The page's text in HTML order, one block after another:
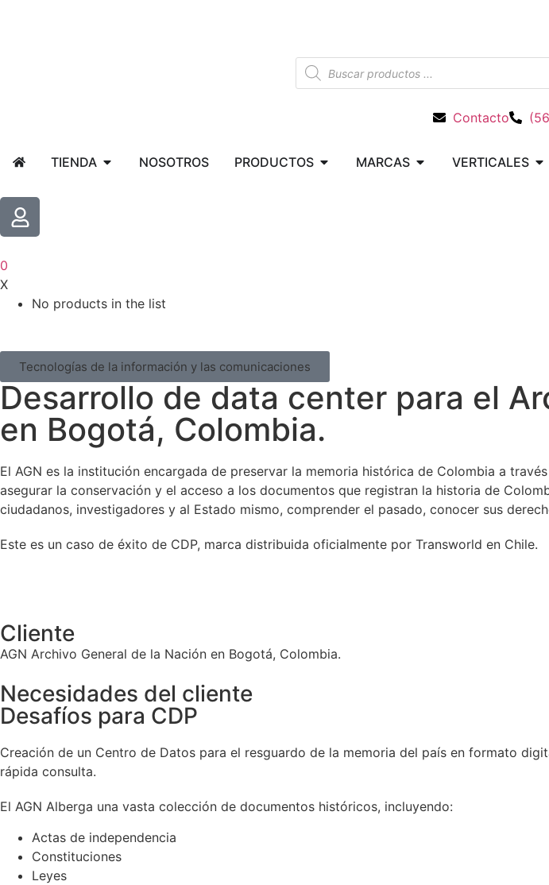
Contacto
TIENDA NOSOTROS PRODUCTOS MARCAS VERTICALES
0
X
No products in the list
Tecnologías de la información y las comunicaciones
Desarrollo de data center para el
en Bogotá, Colombia.
El AGN es la institución encargada de preservar la memoria histórica de Colombia a
asegurar la conservación y el acceso a los documentos que registran la historia de
ciudadanos, investigadores y al Estado mismo, comprender el pasado, conocer sus
Este es un caso de éxito de CDP, marca distribuida oficialmente por Transworld en Chile.
Cliente
AGN Archivo General de la Nación en Bogotá, Colombia.
Necesidades del cliente
Desafíos para CDP
Creación de un Centro de Datos para el resguardo de la memoria del país en formato
rápida consulta.
El AGN Alberga una vasta colección de documentos históricos, incluyendo:
Actas de independencia
Constituciones
Leyes